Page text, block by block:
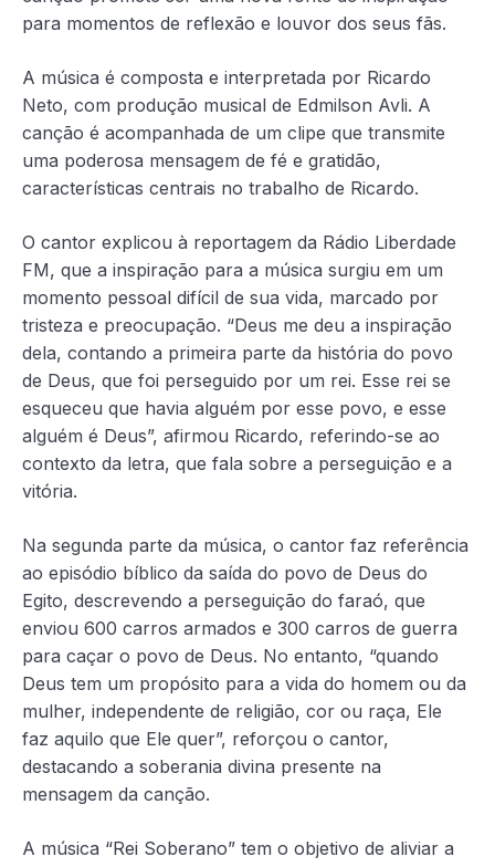
para momentos de reflexão e louvor dos seus fãs.
A música é composta e interpretada por Ricardo
Neto, com produção musical de Edmilson Avli. A
canção é acompanhada de um clipe que transmite
uma poderosa mensagem de fé e gratidão,
características centrais no trabalho de Ricardo.
O cantor explicou à reportagem da Rádio Liberdade
FM, que a inspiração para a música surgiu em um
momento pessoal difícil de sua vida, marcado por
tristeza e preocupação. “Deus me deu a inspiração
dela, contando a primeira parte da história do povo
de Deus, que foi perseguido por um rei. Esse rei se
esqueceu que havia alguém por esse povo, e esse
alguém é Deus”, afirmou Ricardo, referindo-se ao
contexto da letra, que fala sobre a perseguição e a
vitória.
Na segunda parte da música, o cantor faz referência
ao episódio bíblico da saída do povo de Deus do
Egito, descrevendo a perseguição do faraó, que
enviou 600 carros armados e 300 carros de guerra
para caçar o povo de Deus. No entanto, “quando
Deus tem um propósito para a vida do homem ou da
mulher, independente de religião, cor ou raça, Ele
faz aquilo que Ele quer”, reforçou o cantor,
destacando a soberania divina presente na
mensagem da canção.
A música “Rei Soberano” tem o objetivo de aliviar a